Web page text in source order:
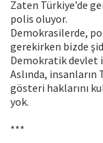
Zaten Türkiye’de
polis oluyor.
Demokrasilerde,
gerekirken bizde
Demokratik devlet
Aslında, insanların
gösteri haklarını
yok.
***